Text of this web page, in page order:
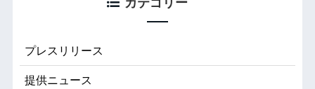
プレスリリース
提供ニュース